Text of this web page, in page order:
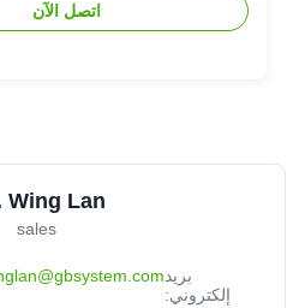
اتصل الآن
Wing Lan
sales
بريد
إلكتروني: